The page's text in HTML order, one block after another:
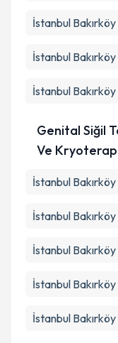
İstanbul
İstanbul
İstanbul
Genital Siğil
Ve
İstanbul
İstanbul
İstanbul
İstanbul
İstanbul